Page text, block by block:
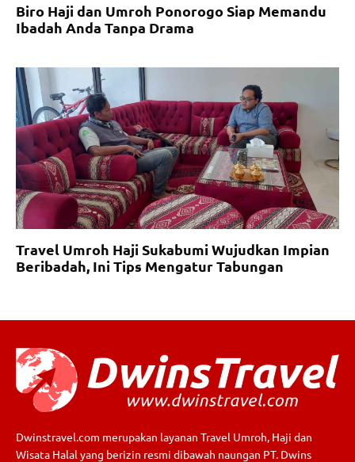
Biro Haji dan Umroh Ponorogo Siap Memandu
Ibadah Anda Tanpa Drama
Travel Umroh Haji Sukabumi Wujudkan Impian
Beribadah, Ini Tips Mengatur Tabungan
Dwinstravel.com merupakan layanan Travel Umroh, Haji dan
Wisata Halal yang berizin resmi dibawah naungan PT. Dwins